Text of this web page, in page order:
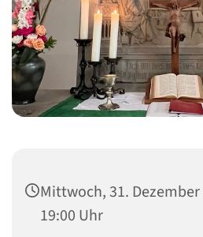
Mittwoch, 31. Dezember
19:00 Uhr